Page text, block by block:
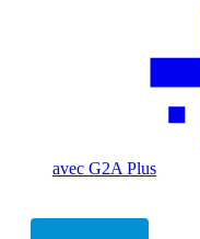
avec G2A Plus